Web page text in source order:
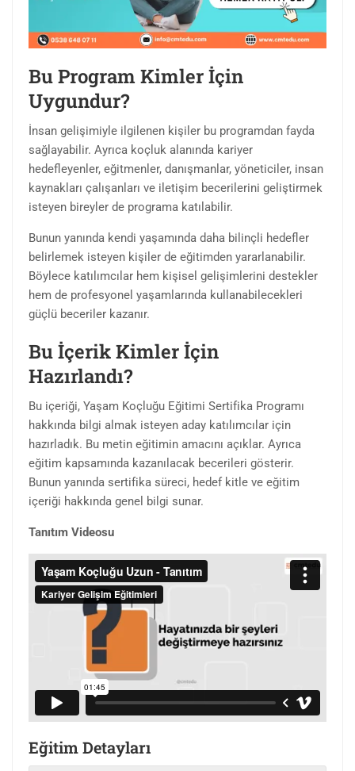
Bu Program Kimler İçin
Uygundur?
İnsan gelişimiyle ilgilenen kişiler bu programdan fayda
sağlayabilir. Ayrıca koçluk alanında kariyer
hedefleyenler, eğitmenler, danışmanlar, yöneticiler, insan
kaynakları çalışanları ve iletişim becerilerini geliştirmek
isteyen bireyler de programa katılabilir.
Bunun yanında kendi yaşamında daha bilinçli hedefler
belirlemek isteyen kişiler de eğitimden yararlanabilir.
Böylece katılımcılar hem kişisel gelişimlerini destekler
hem de profesyonel yaşamlarında kullanabilecekleri
güçlü beceriler kazanır.
Bu İçerik Kimler İçin
Hazırlandı?
Bu içeriği, Yaşam Koçluğu Eğitimi Sertifika Programı
hakkında bilgi almak isteyen aday katılımcılar için
hazırladık. Bu metin eğitimin amacını açıklar. Ayrıca
eğitim kapsamında kazanılacak becerileri gösterir.
Bunun yanında sertifika süreci, hedef kitle ve eğitim
içeriği hakkında genel bilgi sunar.
Tanıtım Videosu
Eğitim Detayları